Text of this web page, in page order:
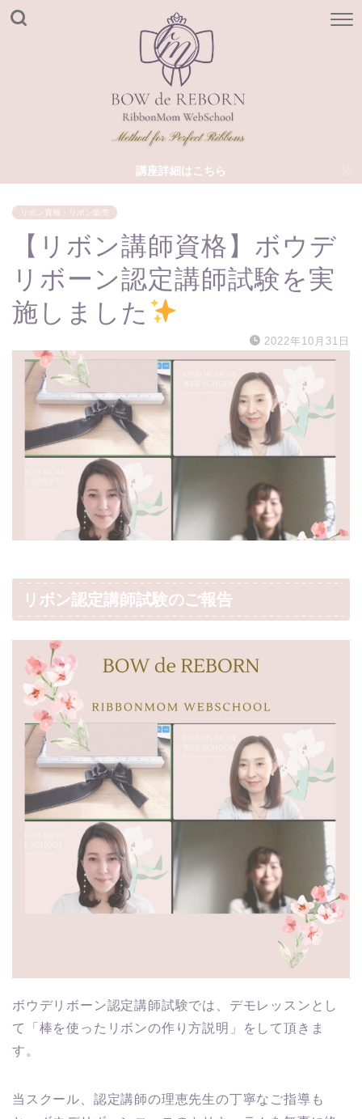
講座詳細はこちら
リボン資格・リボン販売
【リボン講師資格】ボウデ
リボーン認定講師試験を実
施しました
2022年10月31日
リボン認定講師試験のご報告
ボウデリボーン認定講師試験では、デモレッスンとし
て「棒を使ったリボンの作り方説明」をして頂きま
す。
当スクール、認定講師の理恵先生の丁寧なご指導も